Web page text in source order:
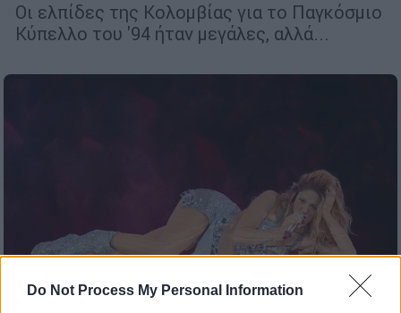
Do Not Process My Personal Information
Οι ελπίδες της Κολομβίας για το Παγκόσμιο
Κύπελλο του '94 ήταν μεγάλες, αλλά...